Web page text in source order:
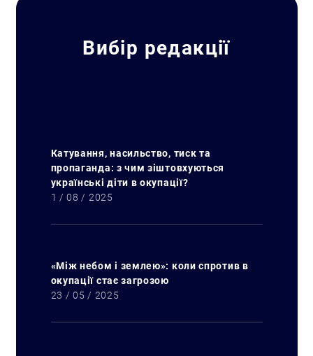
Вибір редакції
Катування, насильство, тиск та
пропаганда: з чим зіштовхуються
українські діти в окупації?
1 / 08 / 2025
«Між небом і землею»: коли спротив в
окупації стає загрозою
23 / 05 / 2025